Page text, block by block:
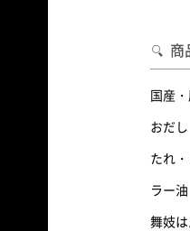
商
国産
おだし
たれ
ラー油
舞妓